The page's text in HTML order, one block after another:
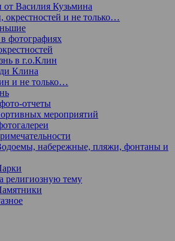
от Василия Кузьмина
окрестностей и не только…
фотографиях
в г.о.Клин
Клина
и не только…
отчеты
мероприятий
набережные, пляжи, фонтаны и
религиозную тему